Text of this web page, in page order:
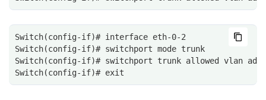
Switch(config-if)# interface eth-0-2
Switch(config-if)# switchport mode trunk
Switch(config-if)# switchport trunk allowed vlan add
Switch(config-if)# exit